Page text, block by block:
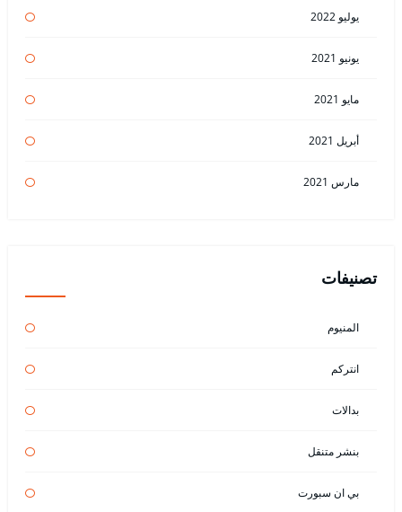
يوليو 2022
يونيو 2021
مايو 2021
أبريل 2021
مارس 2021
تصنيفات
المنيوم
انتركم
بدالات
بنشر متنقل
بي ان سبورت